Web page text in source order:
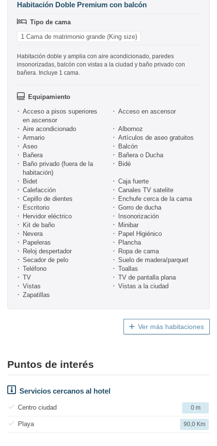
Habitación Doble Premium con balcón
Tipo de cama
1 Cama de matrimonio grande (King size)
Habitación doble y amplia con aire acondicionado, paredes
insonorizadas, balcón con vistas a la ciudad y baño privado con
bañera. Incluye 1 cama.
Equipamiento
Acceso a pisos superiores
en ascensor
Acceso en ascensor
Aire acondicionado
Albornoz
Armario
Artículos de aseo gratuitos
Aseo
Balcón
Bañera
Bañera o Ducha
Baño privado (fuera de la
habitación)
Bidé
Bidet
Caja fuerte
Calefacción
Canales TV satelite
Cepillo de dientes
Enchufe cerca de la cama
Escritorio
Gorro de ducha
Hervidor eléctrico
Insonorización
Kit de baño
Minibar
Nevera
Papel Higiénico
Papeleras
Plancha
Reloj despertador
Ropa de cama
Secador de pelo
Suelo de madera/parquet
Teléfono
Toallas
TV
TV de pantalla plana
Vistas
Vistas a la ciudad
Zapatillas
Ver más habitaciones
Puntos de interés
Servicios cercanos al hotel
Centro ciudad 0 m
Playa 90,0 Km